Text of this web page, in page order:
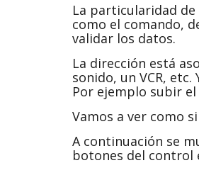
La particularidad
como el comando,
validar los datos.
La dirección está
sonido, un VCR,
Por ejemplo subir
Vamos a ver como
A continuación se
botones del control